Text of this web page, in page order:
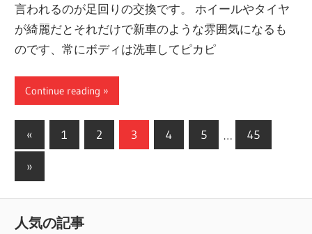
言われるのが足回りの交換です。 ホイールやタイヤ
が綺麗だとそれだけで新車のような雰囲気になるも
のです、常にボディは洗車してピカピ
Continue reading
投
稿
の
ペ
«
の
事
1 2 3 4 5 … 45
次
の
事
»
人気の記事